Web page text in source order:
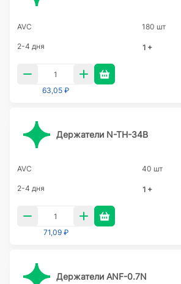
AVC 180 шт
2-4 дня 1 +
63,05 ₽
Держатели N-TH-34B
AVC 40 шт
2-4 дня 1 +
71,09 ₽
Держатели ANF-0.7N